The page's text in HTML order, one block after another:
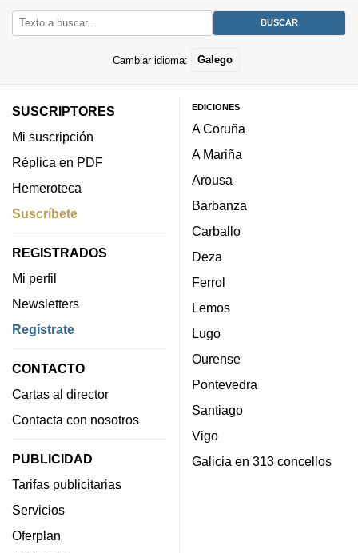
Cambiar idioma: Galego
SUSCRIPTORES
Mi suscripción
Réplica en PDF
Hemeroteca
Suscríbete
REGISTRADOS
Mi perfil
Newsletters
Regístrate
CONTACTO
Cartas al director
Contacta con nosotros
PUBLICIDAD
Tarifas publicitarias
Servicios
Oferplan
EDICIONES
A Coruña
A Mariña
Arousa
Barbanza
Carballo
Deza
Ferrol
Lemos
Lugo
Ourense
Pontevedra
Santiago
Vigo
Galicia en 313 concellos